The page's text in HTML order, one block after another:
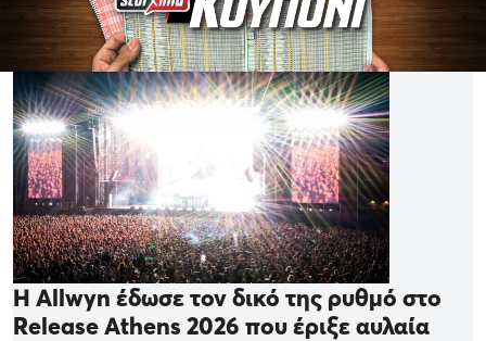
Η Allwyn έδωσε τον δικό της ρυθμό στο
Release Athens 2026 που έριξε αυλαία